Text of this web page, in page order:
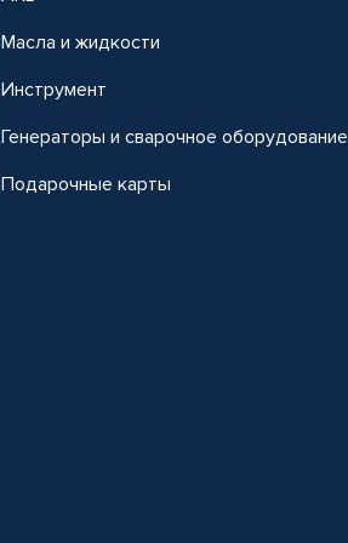
Масла и жидкости
Инструмент
Генераторы и сварочное оборудование
Подарочные карты